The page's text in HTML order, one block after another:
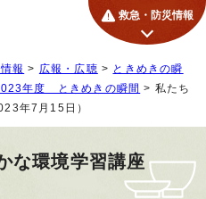
救急・防災情報
報 > 広報・広聴 > ときめきの瞬
年度 ときめきの瞬間 > 私たち
年7月15日）
な環境学習講座